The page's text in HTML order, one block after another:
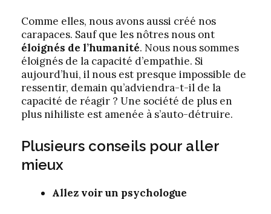
Comme elles, nous avons aussi créé nos
carapaces. Sauf que les nôtres nous ont
éloignés de l’humanité. Nous nous sommes
éloignés de la capacité d’empathie. Si
aujourd’hui, il nous est presque impossible de
ressentir, demain qu’adviendra-t-il de la
capacité de réagir ? Une société de plus en
plus nihiliste est amenée à s’auto-détruire.
Plusieurs conseils pour aller
mieux
Allez voir un psychologue